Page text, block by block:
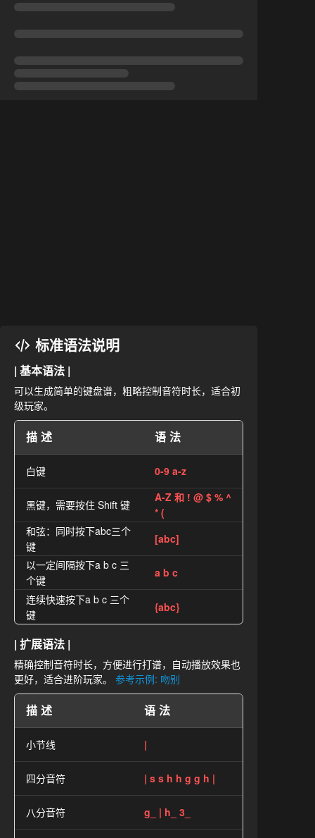
标准语法说明
| 基本语法 |
可以生成简单的键盘谱，粗略控制音符时长，适合初
级玩家。
描述 语法
白键 0-9 a-z
黑键，需要按住 Shift 键
A-Z 和 ! @ $ % ^
* (
和弦：同时按下abc三个
键
[abc]
以一定间隔按下a b c 三
个键
a b c
连续快速按下a b c 三个
键
{abc}
| 扩展语法 |
精确控制音符时长，方便进行打谱，自动播放效果也
更好，适合进阶玩家。参考示例: 吻别
描述 语法
小节线 |
四分音符 | s s h h g g h |
八分音符 g_ | h_ 3_